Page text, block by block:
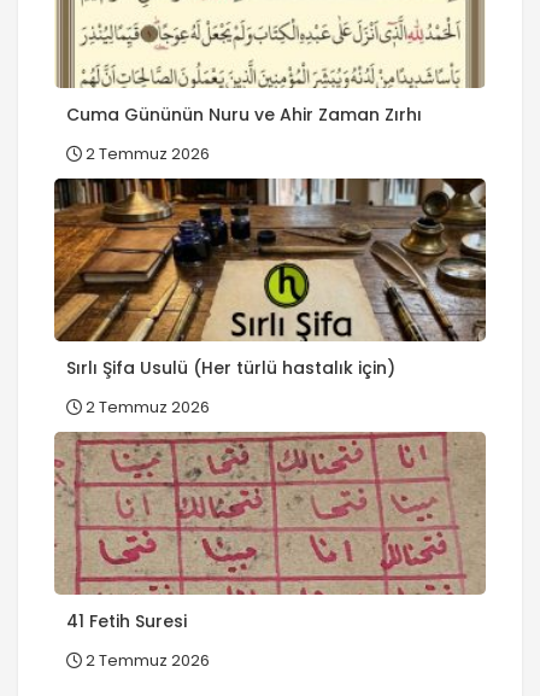
Cuma Gününün Nuru ve Ahir Zaman Zırhı
2 Temmuz 2026
Sırlı Şifa Usulü (Her türlü hastalık için)
2 Temmuz 2026
41 Fetih Suresi
2 Temmuz 2026